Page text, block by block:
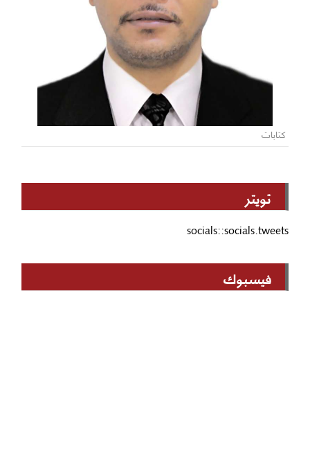
كتابات
تويتر
socials::socials.tweets
فيسبوك